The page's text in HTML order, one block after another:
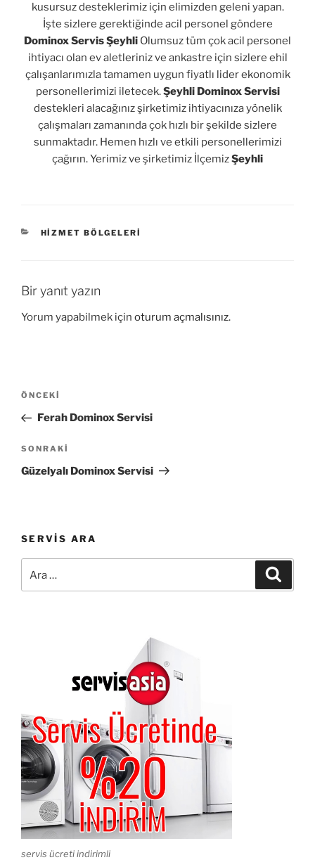
kusursuz desteklerimiz için elimizden geleni yapan.
İşte sizlere gerektiğinde acil personel göndere
Dominox Servis Şeyhli Olumsuz tüm çok acil personel
ihtiyacı olan ev aletleriniz ve ankastre için sizlere ehil
çalışanlarımızla tamamen uygun fiyatlı lider ekonomik
personellerimizi iletecek.Şeyhli Dominox Servisi
destekleri alacağınız şirketimiz ihtiyacınıza yönelik
çalışmaları zamanında çok hızlı bir şekilde sizlere
sunmaktadır. Hemen hızlı ve etkili personellerimizi
çağırın. Yerimiz ve şirketimiz İlçemizŞeyhli
KATEGORILER
HIZMET BÖLGELERI
Bir yanıt yazın
Yorum yapabilmek için oturum açmalısınız.
Yazı
Önceki
Yazı
ÖNCEKI
Ferah Dominox Servisi
Sonraki
Yazı
SONRAKI
Güzelyalı Dominox Servisi
SERVIS ARA
servis ücreti indirimli